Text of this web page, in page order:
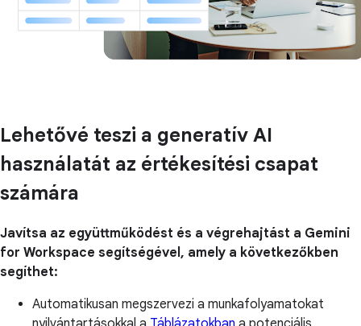
Lehetővé teszi a generatív AI
használatát az értékesítési csapat
számára
Javítsa az együttműködést és a végrehajtást a Gemini
for Workspace segítségével, amely a következőkben
segíthet:
Automatikusan megszervezi a munkafolyamatokat